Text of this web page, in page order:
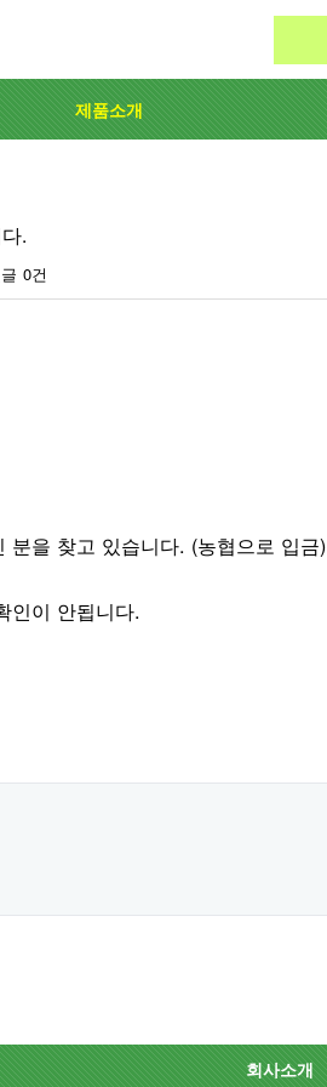
제품소개
.
0건
을 찾고 있습니다. (농협으로 입금)
인이 안됩니다.
회사소개